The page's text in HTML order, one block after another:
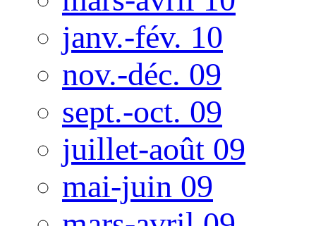
janv.-fév. 10
nov.-déc. 09
sept.-oct. 09
juillet-août 09
mai-juin 09